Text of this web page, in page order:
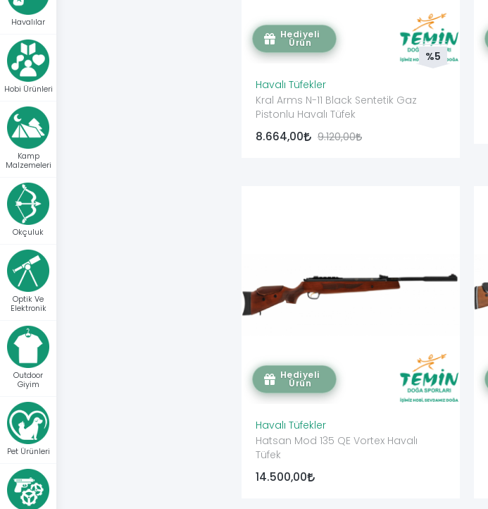
Havalılar
Hobi Ürünleri
Kamp
Malzemeleri
Okçuluk
Optik Ve
Elektronik
Outdoor
Giyim
Pet Ürünleri
Hediyeli
Ürün
Havalı Tüfekler
Kral Arms N-11 Black Sentetik Gaz
Pistonlu Havalı Tüfek
8.664,00 9.120,00
%5
Hediyeli
Ürün
Havalı Tüfekler
Hatsan Mod 135 QE Vortex Havalı
Tüfek
14.500,00